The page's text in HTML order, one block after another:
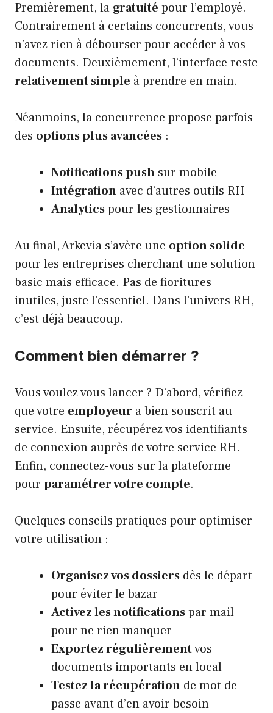
Premièrement, la gratuité pour l’employé.
Contrairement à certains concurrents, vous
n’avez rien à débourser pour accéder à vos
documents. Deuxièmement, l’interface reste
relativement simple à prendre en main.
Néanmoins, la concurrence propose parfois
des options plus avancées :
Notifications push sur mobile
Intégration avec d’autres outils RH
Analyticspour les gestionnaires
Au final, Arkevia s’avère une option solide
pour les entreprises cherchant une solution
basic mais efficace. Pas de fioritures
inutiles, juste l’essentiel. Dans l’univers RH,
c’est déjà beaucoup.
Comment bien démarrer ?
Vous voulez vous lancer ? D’abord, vérifiez
que votre employeur a bien souscrit au
service. Ensuite, récupérez vos identifiants
de connexion auprès de votre service RH.
Enfin, connectez-vous sur la plateforme
pour paramétrer votre compte.
Quelques conseils pratiques pour optimiser
votre utilisation :
Organisez vos dossiers dès le départ
pour éviter le bazar
Activez les notificationspar mail
pour ne rien manquer
Exportez régulièrementvos
documents importants en local
Testez la récupération de mot de
passe avant d’en avoir besoin